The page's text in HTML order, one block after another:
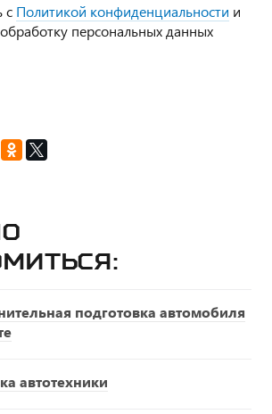
с Политикой конфиденциальности и
персональных данных
подготовка автомобиля
автотехники